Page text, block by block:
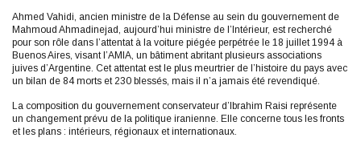
Ahmed Vahidi, ancien ministre de la Défense au sein du gouvernement de
Mahmoud Ahmadinejad, aujourd’hui ministre de l’Intérieur, est recherché
pour son rôle dans l’attentat à la voiture piégée perpétrée le 18 juillet 1994 à
Buenos Aires, visant l’AMIA, un bâtiment abritant plusieurs associations
juives d’Argentine. Cet attentat est le plus meurtrier de l’histoire du pays avec
un bilan de 84 morts et 230 blessés, mais il n’a jamais été revendiqué.
La composition du gouvernement conservateur d’Ibrahim Raisi représente
un changement prévu de la politique iranienne. Elle concerne tous les fronts
et les plans : intérieurs, régionaux et internationaux.